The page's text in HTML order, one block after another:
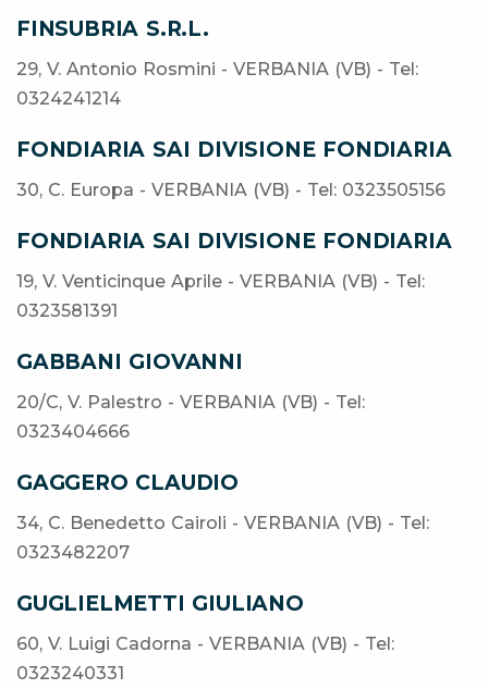
FINSUBRIA S.R.L.
29, V. Antonio Rosmini - VERBANIA (VB) - Tel:
0324241214
FONDIARIA SAI DIVISIONE FONDIARIA
30, C. Europa - VERBANIA (VB) - Tel: 0323505156
FONDIARIA SAI DIVISIONE FONDIARIA
19, V. Venticinque Aprile - VERBANIA (VB) - Tel:
0323581391
GABBANI GIOVANNI
20/C, V. Palestro - VERBANIA (VB) - Tel:
0323404666
GAGGERO CLAUDIO
34, C. Benedetto Cairoli - VERBANIA (VB) - Tel:
0323482207
GUGLIELMETTI GIULIANO
60, V. Luigi Cadorna - VERBANIA (VB) - Tel:
0323240331